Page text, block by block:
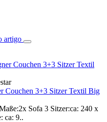
artigo
Couchen 3+3 Sitzer Textil Big
Sofa 3 Sitzer:ca: 240 x
ca: 9..